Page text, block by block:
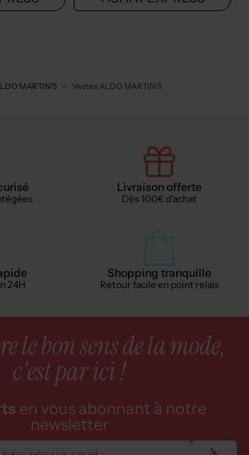
MARTIN'S Vestes ALDO MARTIN'S
Livraison offerte
Dès 100€ d'achat
24H
Shopping tranquille
Retour facile en point relais
le bon sens de la mode,
c'est par ici !
en vous abonnant à notre
newsletter